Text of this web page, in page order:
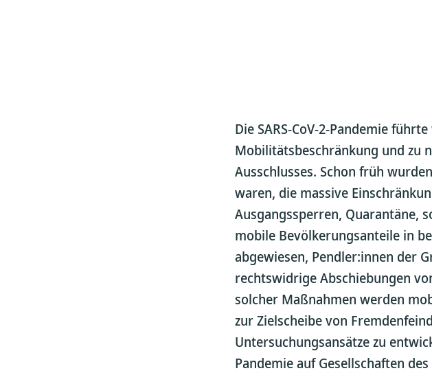
Die SARS-CoV-2-Pandemie
Mobilitätsbeschränkung und zu
Ausschlusses. Schon früh
waren, die massive
Ausgangssperren, Quarantäne,
mobile Bevölkerungsanteile in
abgewiesen, Pendler:innen der
rechtswidrige Abschiebungen
solcher Maßnahmen werden
zur Zielscheibe von
Untersuchungsansätze zu
Pandemie auf Gesellschaften